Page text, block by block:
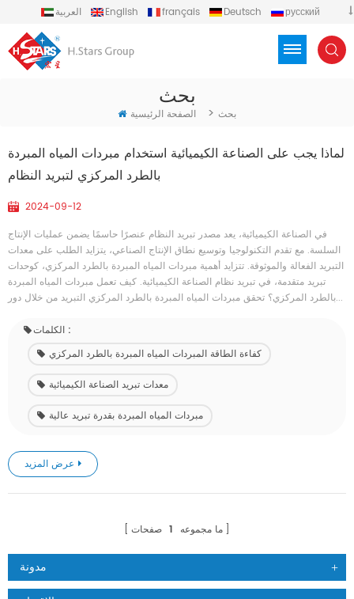
العربية English français Deutsch
русский
بحث
الصفحة الرئيسية > بحث
لماذا يجب على الصناعة الكيميائية استخدام مبردات المياه المبردة
بالطرد المركزي لتبريد النظام
2024-09-12
في الصناعة الكيميائية، يعد مصدر تبريد النظام عنصرًا حاسمًا يضمن عمليات الإنتاج
السلسة. مع تقدم التكنولوجيا وتوسيع نطاق الإنتاج الصناعي، يتزايد الطلب على معدات
التبريد الفعالة والموثوقة. تتزايد أهمية مبردات المياه المبردة بالطرد المركزي، كوحدات
تبريد متقدمة، في تبريد نظام الصناعة الكيميائية. كيف تعمل مبردات المياه المبردة
بالطرد المركزي؟ تحقق مبردات المياه المبردة بالطرد المركزي التبريد من خلال دور...
الكلمات :
كفاءة الطاقة المبردات المياه المبردة بالطرد المركزي
معدات تبريد الصناعة الكيميائية
مبردات المياه المبردة بقدرة تبريد عالية
عرض المزيد
ما مجموعه 1 صفحات
مدونة